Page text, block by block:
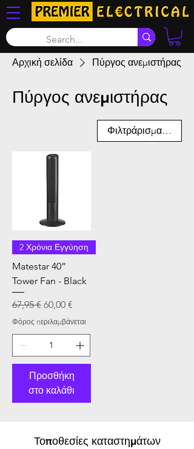
Αρχική σελίδα Πύργος ανεμιστήρας
Πύργος ανεμιστήρας
Φιλτράρισμα και
2 Χρόνια Εγγύηση
Matestar 40”
Tower Fan - Black
Κανονική τιμή
67,95 € Τιμή Έκπτωσης
60,00 €
Φόρος περιλαμβάνεται
Προσθήκη
στο καλάθι
Τοποθεσίες καταστημάτων